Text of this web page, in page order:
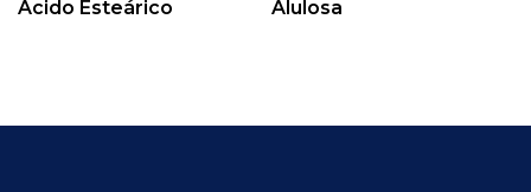
Ácido Esteárico Alulosa